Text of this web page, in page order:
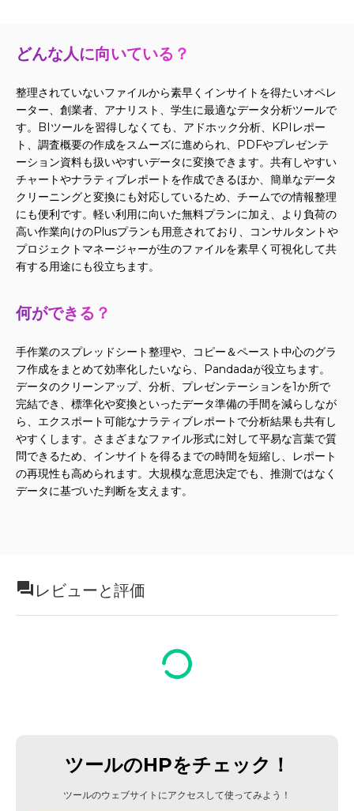
どんな人に向いている？
整理されていないファイルから素早くインサイトを得たいオペレ
ーター、創業者、アナリスト、学生に最適なデータ分析ツールで
す。BIツールを習得しなくても、アドホック分析、KPIレポー
ト、調査概要の作成をスムーズに進められ、PDFやプレゼンテ
ーション資料も扱いやすいデータに変換できます。共有しやすい
チャートやナラティブレポートを作成できるほか、簡単なデータ
クリーニングと変換にも対応しているため、チームでの情報整理
にも便利です。軽い利用に向いた無料プランに加え、より負荷の
高い作業向けのPlusプランも用意されており、コンサルタントや
プロジェクトマネージャーが生のファイルを素早く可視化して共
有する用途にも役立ちます。
何ができる？
手作業のスプレッドシート整理や、コピー＆ペースト中心のグラ
フ作成をまとめて効率化したいなら、Pandadaが役立ちます。
データのクリーンアップ、分析、プレゼンテーションを1か所で
完結でき、標準化や変換といったデータ準備の手間を減らしなが
ら、エクスポート可能なナラティブレポートで分析結果も共有し
やすくします。さまざまなファイル形式に対して平易な言葉で質
問できるため、インサイトを得るまでの時間を短縮し、レポート
の再現性も高められます。大規模な意思決定でも、推測ではなく
データに基づいた判断を支えます。
レビューと評価
ツールのHPをチェック！
ツールのウェブサイトにアクセスして使ってみよう！